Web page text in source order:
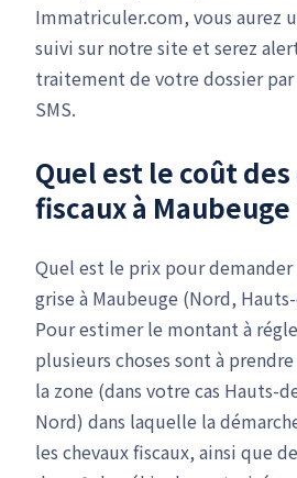
Immatriculer.com, vous aurez
suivi sur notre site et serez
traitement de votre dossier
SMS.
Quel est le coût
fiscaux à Maubeuge
Quel est le prix pour demander
grise à Maubeuge (Nord,
Pour estimer le montant à
plusieurs choses sont à
la zone (dans votre cas Hauts-
Nord) dans laquelle la
les chevaux fiscaux, ainsi que